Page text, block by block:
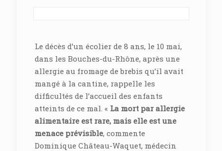
Le décès d’un écolier de 8 ans, le 10 mai,
dans les Bouches-du-Rhône, après une
allergie au fromage de brebis qu’il avait
mangé à la cantine, rappelle les
difficultés de l’accueil des enfants
atteints de ce mal. « La mort par allergie
alimentaire est rare, mais elle est une
menace prévisible, commente
Dominique Château-Waquet, médecin